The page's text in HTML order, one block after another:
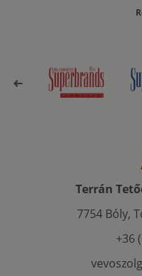
Terrán
7754 Bóly,
+36